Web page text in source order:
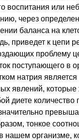
воспитания или
через
баланса на
приведет к цепи
проблему
поступающего в
натрия является
явлений,
диете количество
тонкое
нашем организме,